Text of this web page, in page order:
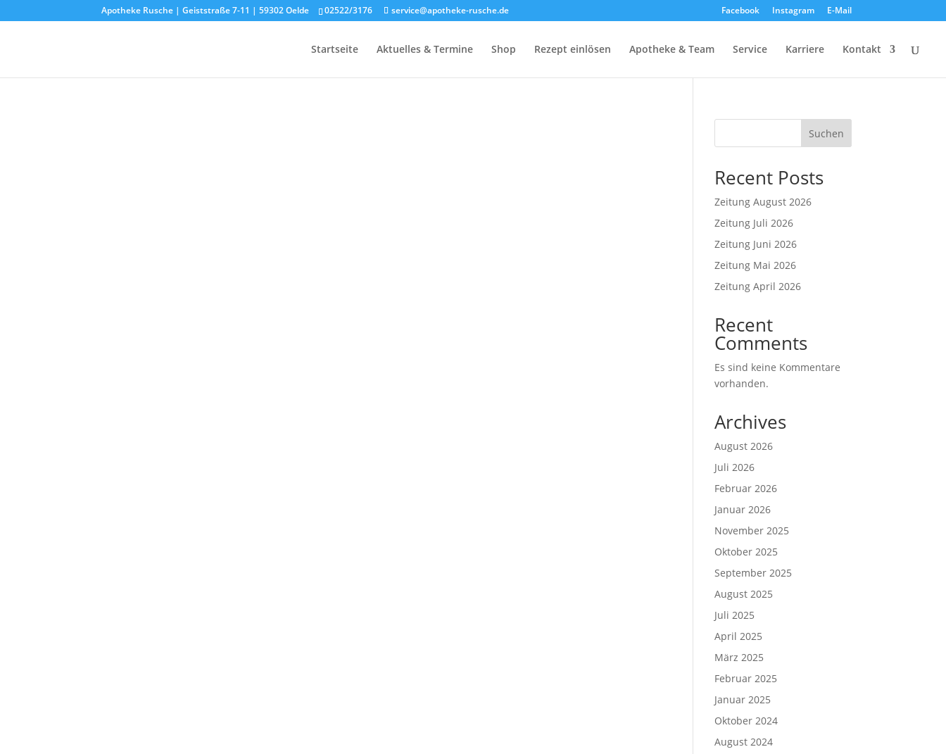
Apotheke Rusche | Geiststraße 7-11 | 59302 Oelde 02522/3176 service@apotheke-rusche.de Facebook Instagram E-Mail
Startseite Aktuelles & Termine Shop Rezept einlösen Apotheke & Team Service Karriere Kontakt
Suchen
Recent Posts
Zeitung August 2026
Zeitung Juli 2026
Zeitung Juni 2026
Zeitung Mai 2026
Zeitung April 2026
Recent
Comments
Es sind keine Kommentare
vorhanden.
Archives
August 2026
Juli 2026
Februar 2026
Januar 2026
November 2025
Oktober 2025
September 2025
August 2025
Juli 2025
April 2025
März 2025
Februar 2025
Januar 2025
Oktober 2024
August 2024